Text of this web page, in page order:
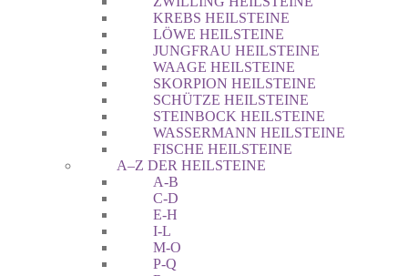
KREBS HEILSTEINE
LÖWE HEILSTEINE
JUNGFRAU HEILSTEINE
WAAGE HEILSTEINE
SKORPION HEILSTEINE
SCHÜTZE HEILSTEINE
STEINBOCK HEILSTEINE
WASSERMANN HEILSTEINE
FISCHE HEILSTEINE
A–Z DER HEILSTEINE
A-B
C-D
E-H
I-L
M-O
P-Q